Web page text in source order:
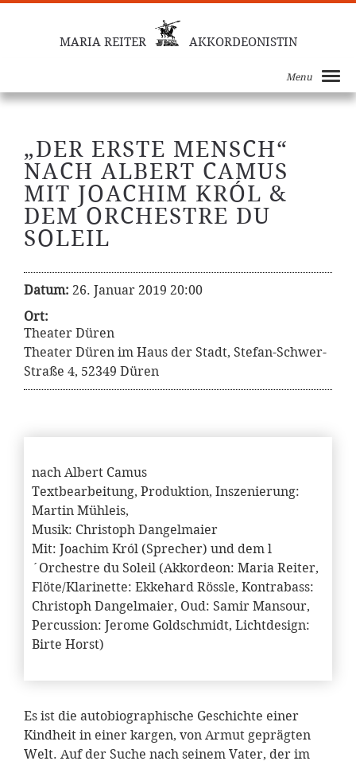
MARIA REITER AKKORDEONISTIN
Menu
„DER ERSTE MENSCH“
NACH ALBERT CAMUS
MIT JOACHIM KRÓL &
DEM ORCHESTRE DU
SOLEIL
Datum: 26. Januar 2019 20:00
Ort:
Theater Düren
Theater Düren im Haus der Stadt, Stefan-Schwer-
Straße 4, 52349 Düren
nach Albert Camus
Textbearbeitung, Produktion, Inszenierung:
Martin Mühleis,
Musik: Christoph Dangelmaier
Mit: Joachim Król (Sprecher) und dem l
´Orchestre du Soleil (Akkordeon: Maria Reiter,
Flöte/Klarinette: Ekkehard Rössle, Kontrabass:
Christoph Dangelmaier, Oud: Samir Mansour,
Percussion: Jerome Goldschmidt, Lichtdesign:
Birte Horst)
Es ist die autobiographische Geschichte einer
Kindheit in einer kargen, von Armut geprägten
Welt. Auf der Suche nach seinem Vater, der im